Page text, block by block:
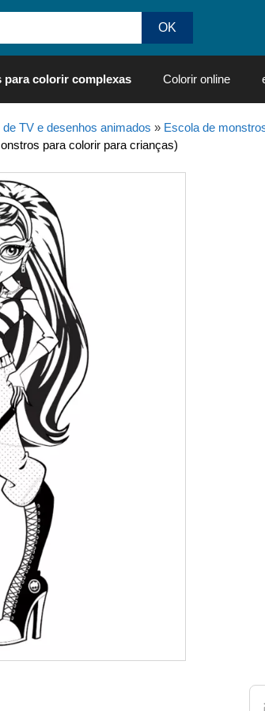
para colorir complexas Colorir online
TV e desenhos animados » Escola de
para colorir para crianças)